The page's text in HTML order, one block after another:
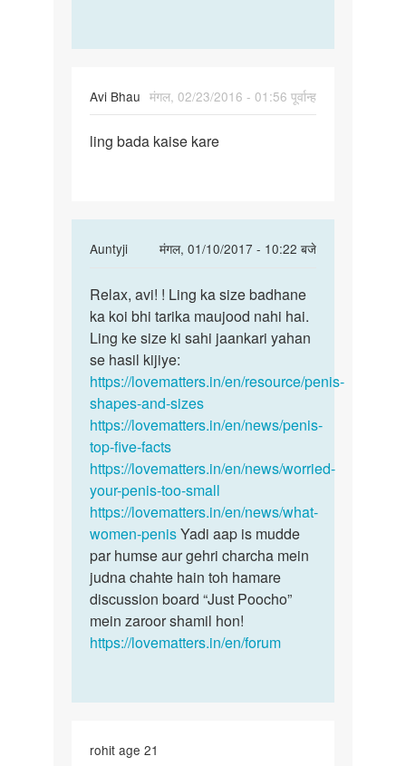
Avi Bhau मंगल, 02/23/2016 - 01:56 पूर्वान्ह
land
ling bada kaise kare
Auntyji
मंगल, 01/10/2017 - 10:22 बजे
In
to
land
bada
kaise
kare
by
Avi
Bhau
Relax,
avi!
!
Ling
ka
size
Relax, avi! ! Ling ka size badhane
ka koi bhi tarika maujood nahi hai.
Ling ke size ki sahi jaankari yahan
se hasil kijiye:
https://lovematters.in/en/resource/penis-
shapes-and-sizes
https://lovematters.in/en/news/penis-
top-five-facts
https://lovematters.in/en/news/worried-
your-penis-too-small
https://lovematters.in/en/news/what-
women-penisYadi aap is mudde
par humse aur gehri charcha mein
judna chahte hain toh hamare
discussion board “Just Poocho”
mein zaroor shamil hon!
https://lovematters.in/en/forum
rohit age 21